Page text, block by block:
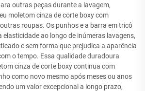
outras peças durante a lavagem,
moletom cinza de corte boxy com
roupas. Os punhos e a barra em tricô
ao longo de inúmeras lavagens,
e sem forma que prejudica a aparência
o tempo. Essa qualidade duradoura
cinza de corte boxy continua com
como novo mesmo após meses ou anos
um valor excepcional a longo prazo,